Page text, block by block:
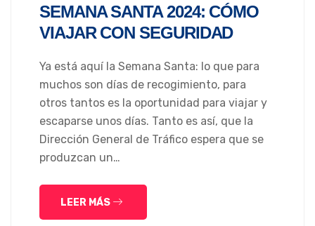
SEMANA SANTA 2024: CÓMO
VIAJAR CON SEGURIDAD
Ya está aquí la Semana Santa: lo que para
muchos son días de recogimiento, para
otros tantos es la oportunidad para viajar y
escaparse unos días. Tanto es así, que la
Dirección General de Tráfico espera que se
produzcan un…
LEER MÁS